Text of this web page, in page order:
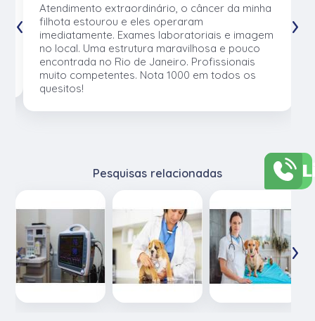
Atendimento extraordinário, o câncer da minha
filhota estourou e eles operaram
imediatamente. Exames laboratoriais e imagem
no local. Uma estrutura maravilhosa e pouco
encontrada no Rio de Janeiro. Profissionais
muito competentes. Nota 1000 em todos os
quesitos!
‹ ›
Pesquisas relacionadas
‹ ›